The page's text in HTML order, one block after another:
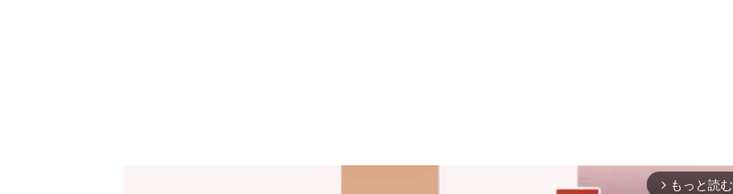
arrow_forward_ios もっと読む